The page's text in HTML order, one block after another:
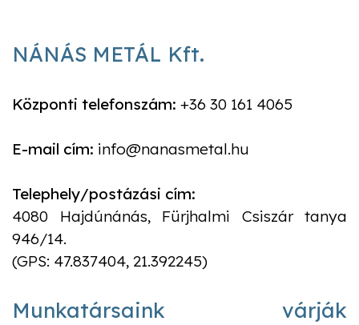
NÁNÁS METÁL Kft.
Központi telefonszám: +36 30 161 4065
E-mail cím: info@nanasmetal.hu
Telephely/postázási cím:
4080 Hajdúnánás, Fürjhalmi Csiszár tanya
946/14.
(GPS: 47.837404, 21.392245)
Munkatársaink várják